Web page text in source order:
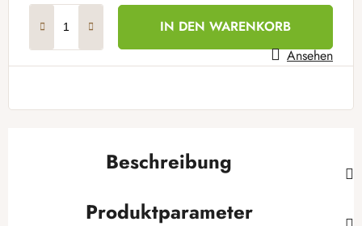
IN DEN WARENKORB
Ansehen
Beschreibung
Produktparameter